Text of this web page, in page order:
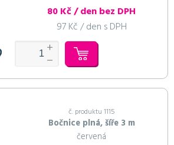
80 Kč / den bez DPH
97 Kč / den s DPH
č. produktu 1115
Bočnice plná, šíře 3 m
červená